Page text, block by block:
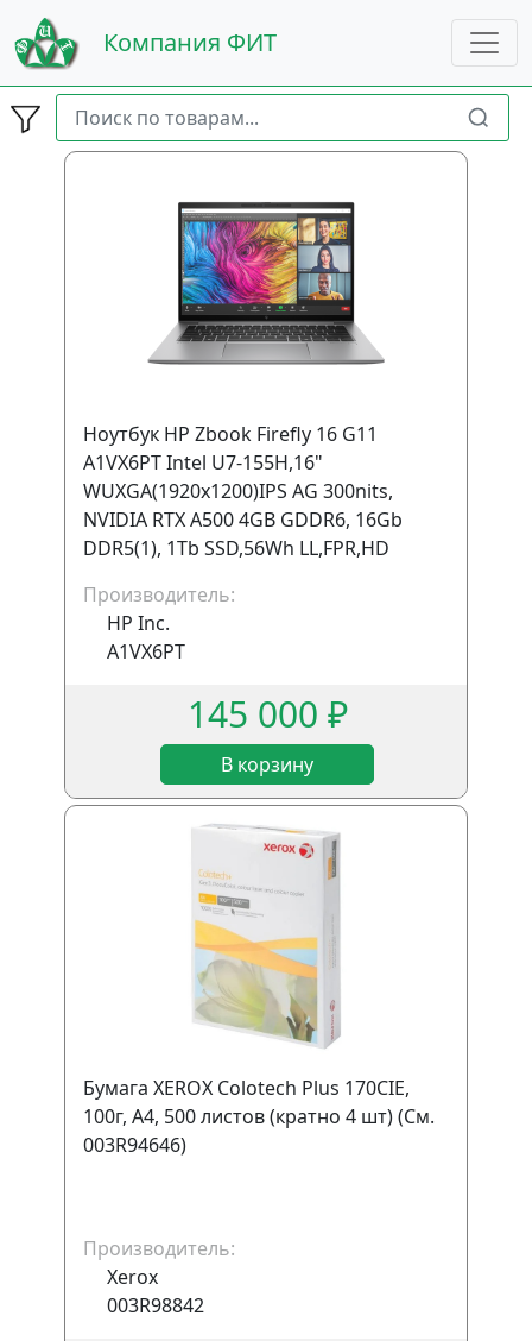
Компания ФИТ
Ноутбук HP Zbook Firefly 16 G11
A1VX6PT Intel U7-155H,16"
WUXGA(1920x1200)IPS AG 300nits,
NVIDIA RTX A500 4GB GDDR6, 16Gb
DDR5(1), 1Tb SSD,56Wh LL,FPR,HD
kbd, без евровилки
Производитель:
HP Inc.
A1VX6PT
145 000 ₽
В корзину
Бумага XEROX Colotech Plus 170CIE,
100г, A4, 500 листов (кратно 4 шт) (См.
003R94646)
Производитель:
Xerox
003R98842